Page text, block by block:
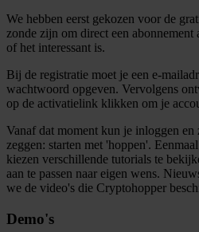
We hebben eerst gekozen voor de
zonde zijn om direct een abonnement
of het interessant is.
Bij de registratie moet je een e-
wachtwoord opgeven. Vervolgens
op de activatielink klikken om je
Vanaf dat moment kun je inloggen
zeggen: starten met 'hoppen'.
kiezen verschillende tutorials te
aan te passen naar eigen wens.
we de video's die Cryptohopper
Demo's